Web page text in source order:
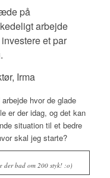
på
arbejde
et par
Irma
hvor de glade
er der idag, og det kan
situation til et bedre
skal jeg starte?
der bad om 200 styk! :o)